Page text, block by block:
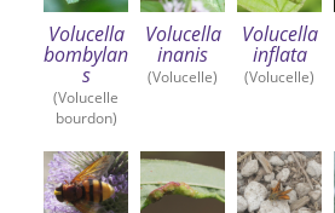
Volucella
bombylan
s
(Volucelle
bourdon)
Volucella
inanis
(Volucelle)
Volucella
inflata
(Volucelle)